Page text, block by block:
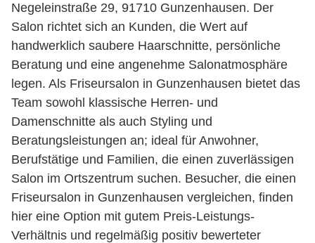
Negeleinstraße 29, 91710 Gunzenhausen. Der
Salon richtet sich an Kunden, die Wert auf
handwerklich saubere Haarschnitte, persönliche
Beratung und eine angenehme Salonatmosphäre
legen. Als Friseursalon in Gunzenhausen bietet das
Team sowohl klassische Herren- und
Damenschnitte als auch Styling und
Beratungsleistungen an; ideal für Anwohner,
Berufstätige und Familien, die einen zuverlässigen
Salon im Ortszentrum suchen. Besucher, die einen
Friseursalon in Gunzenhausen vergleichen, finden
hier eine Option mit gutem Preis-Leistungs-
Verhältnis und regelmäßig positiv bewerteter